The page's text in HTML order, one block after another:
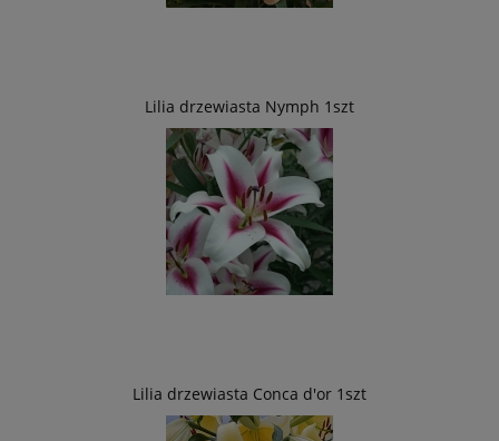
Lilia drzewiasta Nymph 1szt
Lilia drzewiasta Conca d'or 1szt